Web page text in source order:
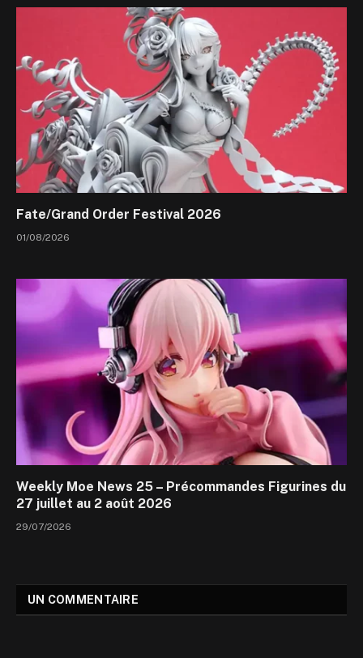
Fate/Grand Order Festival 2026
01/08/2026
Weekly Moe News 25 – Précommandes Figurines du
27 juillet au 2 août 2026
29/07/2026
UN COMMENTAIRE